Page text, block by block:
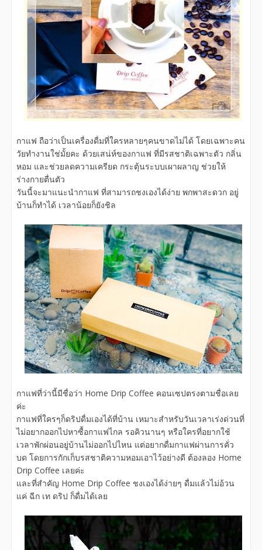
กาแฟ ถือว่าเป็นเครื่องดื่มที่ใครหลายๆคนขาดไม่ได้ โดยเฉพาะคน
วัยทำงานใช่มั้ยคะ ด้วยเสน่ห์ของกาแฟ ที่มีรสชาติเฉพาะตัว กลิ่น
หอม และช่วยลดความเครียด กระตุ้นระบบเผาผลาญ ช่วยให้
ร่างกายตื่นตัว
วันนี้จะมาแนะนำกาแฟ ที่สามารถชงเองได้ง่าย พกพาสะดวก อยู่
บ้านก็ทำได้ เวลาน้อยก็ยังชิล
กาแฟที่ว่านี้มีชื่อว่า Home Drip Coffee คอนเซปตรงตามชื่อเลย
ค่ะ
กาแฟที่ใครๆก็ดริปดื่มเองได้ที่บ้าน เหมาะสำหรับวันเวลาเร่งด่วนที่
ไม่อยากออกไปหาซื้อกาแฟไกล รอคิวนานๆ หรือใครที่อยากใช้
เวลาพักผ่อนอยู่บ้านไม่ออกไปไหน แต่อยากดื่มกาแฟผ่านการคั่ว
บด โดยการกักเก็บรสชาติความหอมเอาไว้อย่างดี ต้องลอง Home
Drip Coffee เลยค่ะ
และที่สำคัญ Home Drip Coffee ชงเองได้ง่ายๆ ดื่มแล้วไม่อ้วน
แค่ ฉีก เท ดริป ก็ดื่มได้เลย